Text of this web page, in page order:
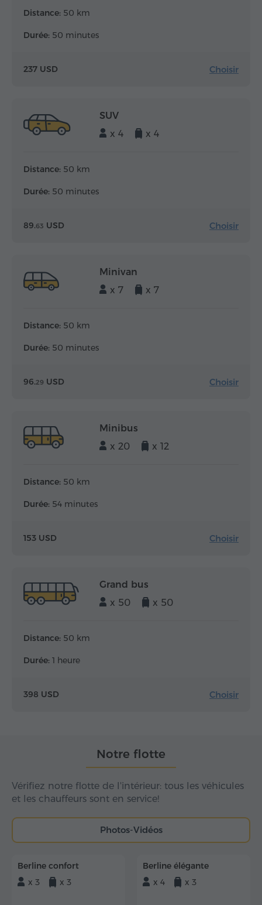
Distance: 50 km
Durée: 50 minutes
237 USD Choisir
SUV
x 4
x 4
Distance: 50 km
Durée: 50 minutes
89.63 USD Choisir
Minivan
x 7
x 7
Distance: 50 km
Durée: 50 minutes
96.29 USD Choisir
Minibus
x 20
x 12
Distance: 50 km
Durée: 54 minutes
153 USD Choisir
Grand bus
x 50
x 50
Distance: 50 km
Durée: 1 heure
398 USD Choisir
Notre flotte
Vérifiez notre flotte de l'intérieur: tous les véhicules
et les chauffeurs sont en service!
Photos-Vidéos
Berline confort
x 3
x 3
Berline élégante
x 4
x 3